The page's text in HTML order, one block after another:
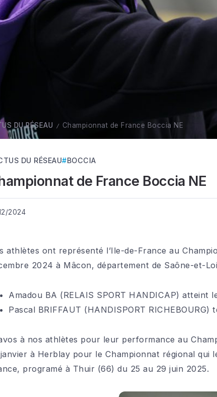
DU RÉSEAU / Championnat de France Boccia NE
DU RÉSEAU BOCCIA
de France Boccia NE
2024
athlètes ont représenté l’Ile-de-France au
2024 à Mâcon, département de Saône-et-
Amadou BA (RELAIS SPORT HANDICAP) atteint
Pascal BRIFFAUT (HANDISPORT RICHEBOURG)
à nos athlètes pour leur performance au
à Herblay pour le Championnat régional
programé à Thuir (66) du 25 au 29 juin 2025.